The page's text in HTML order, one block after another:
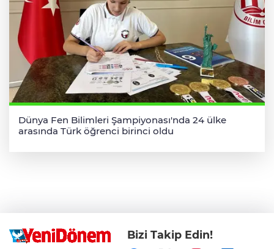
Dünya Fen Bilimleri Şampiyonası'nda 24 ülke
arasında Türk öğrenci birinci oldu
Bizi Takip Edin!